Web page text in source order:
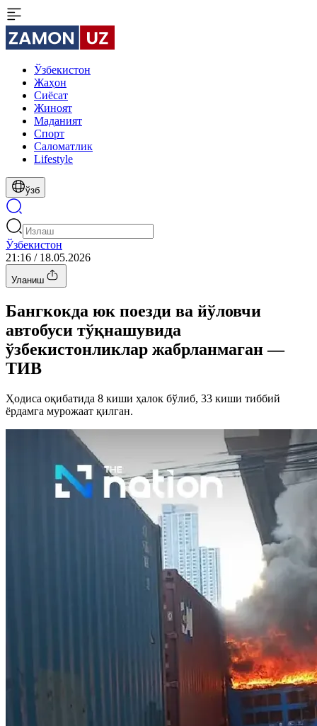
Ўзбекистон
Жаҳон
Сиёсат
Жиноят
Маданият
Спорт
Cаломатлик
Lifestyle
ўзб
Ўзбекистон
21:16 / 18.05.2026
Уланиш
Бангкокда юк поезди ва йўловчи
автобуси тўқнашувида
ўзбекистонликлар жабрланмаган —
ТИВ
Ҳодиса оқибатида 8 киши ҳалок бўлиб, 33 киши тиббий
ёрдамга мурожаат қилган.